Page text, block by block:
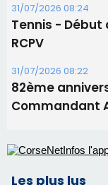
06/08/2026 15:04
Alata - Soirée
Benedetto
05/08/2026 09:53
Biguglia :
procession le
Tennis - Début
RCPV